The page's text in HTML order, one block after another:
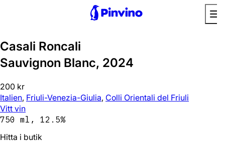
Casali Roncali
Sauvignon Blanc, 2024
200 kr
Italien, Friuli-Venezia-Giulia, Colli Orientali del Friuli
Vitt vin
750 ml, 12.5%
Hitta i butik